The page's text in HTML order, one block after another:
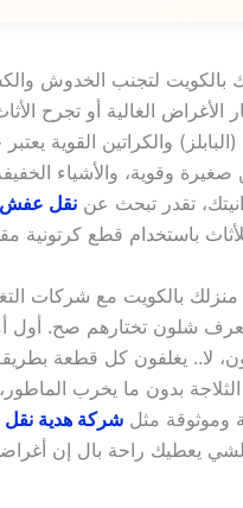
الأغراض الغالية أو تجرح
(البابلز) والكراتين القوية
صغيرة وقوية، والأشياء
تقدر تبحث عن نقل عفش
باستخدام قطع كرتونية
شلون تختارهم صح. أول
يغلفون كل قطعة بطريقة
بدون ما يخرب
وموثوقة مثل شركة هدية
يعطيك راحة بال إن